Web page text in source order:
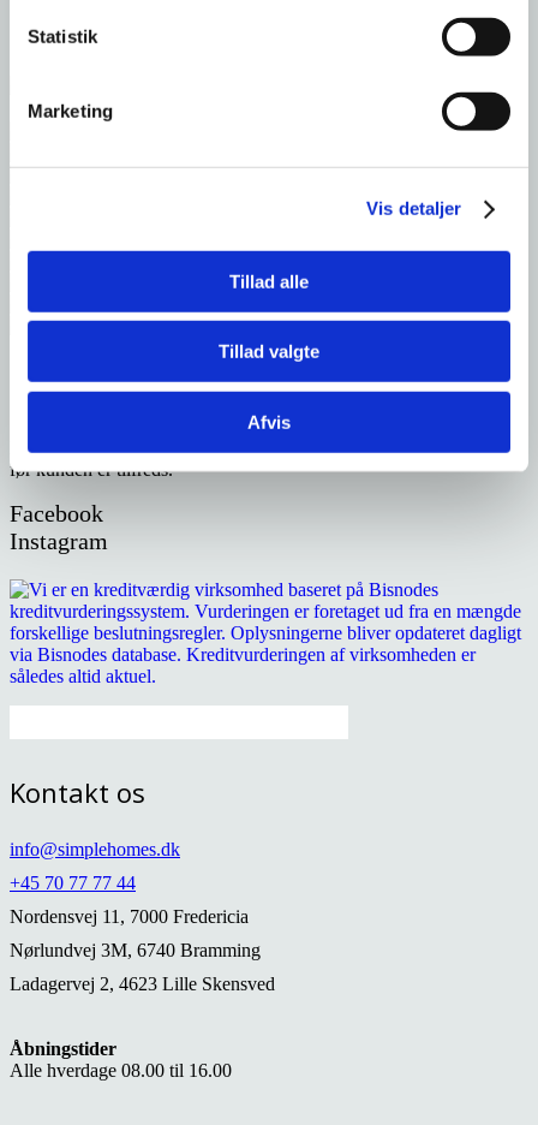
Statistik
Marketing
Vis detaljer
Tillad alle
Tillad valgte
Afvis
offentligt tilgængeligog
Konkurrenten skal være virksomhed der er minimum 3
Sådan gør du brug af prisgarantien:
Send dokumentation til os på
Navnet vognen er booket i
16 Amp CEE stik (Røde)
Simple Homes
Din foretrukne leverandør af skurvogne/letvogne. Vi er ikke tilfredse
før kunden er tilfreds.
Facebook
Instagram
Kontakt os
info@simplehomes.dk
+45 70 77 77 44
Nordensvej 11, 7000 Fredericia
Nørlundvej 3M, 6740 Bramming
Ladagervej 2, 4623 Lille Skensved
Åbningstider
Alle hverdage 08.00 til 16.00